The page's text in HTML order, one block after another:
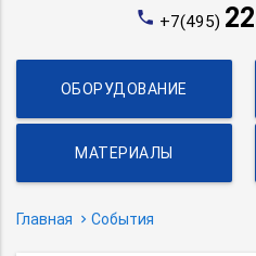
phone +7(495)
ОБОРУДОВАНИЕ
МАТЕРИАЛЫ
Главная События